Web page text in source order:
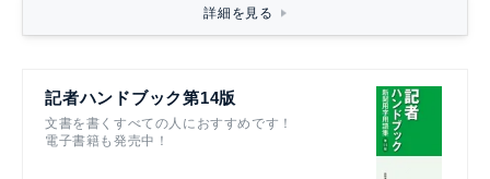
詳細を見る
記者ハンドブック第14版
文書を書くすべての人におすすめです！
電子書籍も発売中！